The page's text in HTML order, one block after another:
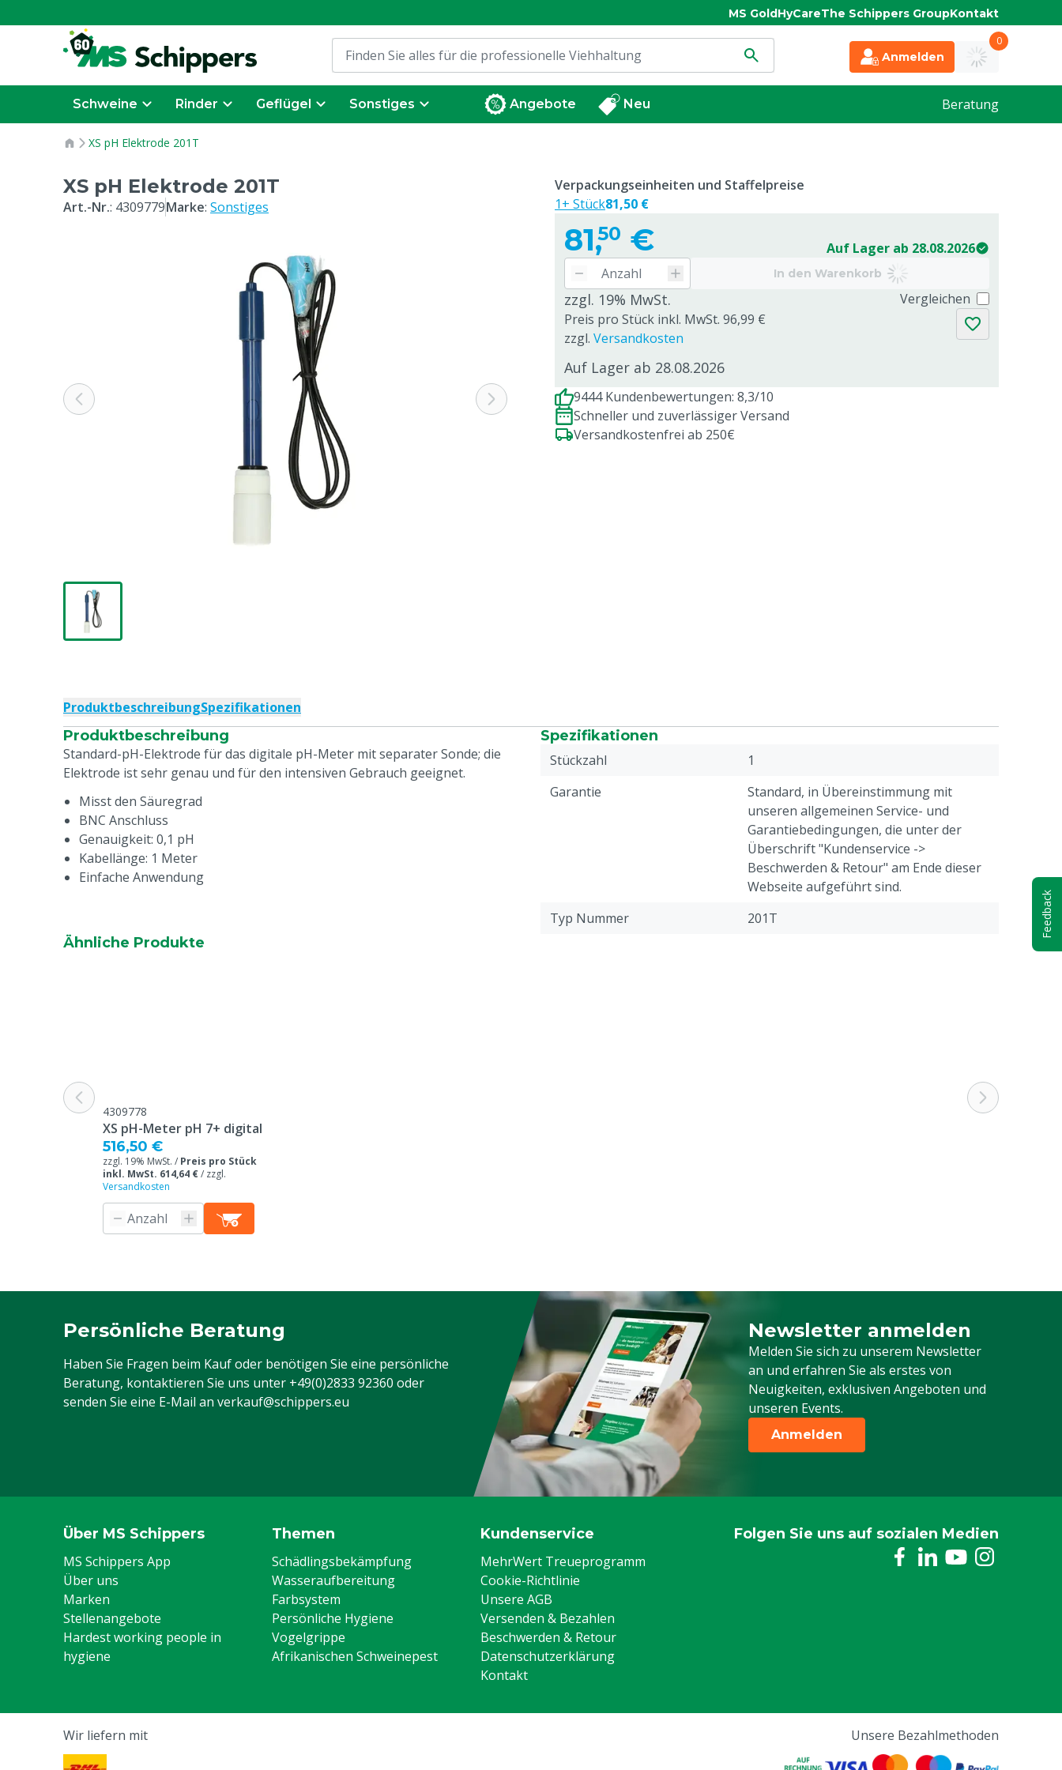
MS GoldHyCareThe Schippers GroupKontakt
Anmelden
0
Schweine Rinder Geflügel Sonstiges Angebote Neu Beratung
XS pH Elektrode 201T
XS pH Elektrode 201T
Art.-Nr.: 4309779Marke: Sonstiges
81,50 € Auf Lager ab 28.08.2026
In den Warenkorb
zzgl. 19% MwSt.
Preis pro Stück inkl. MwSt. 96,99 €
zzgl. Versandkosten
Auf Lager ab 28.08.2026
Vergleichen
Verpackungseinheiten und Staffelpreise
1+ Stück81,50 €
9444 Kundenbewertungen: 8,3/10
Schneller und zuverlässiger Versand
Versandkostenfrei ab 250€
ProduktbeschreibungSpezifikationen
Produktbeschreibung
Standard-pH-Elektrode für das digitale pH-Meter mit separater Sonde; die
Elektrode ist sehr genau und für den intensiven Gebrauch geeignet.
Misst den Säuregrad
BNC Anschluss
Genauigkeit: 0,1 pH
Kabellänge: 1 Meter
Einfache Anwendung
Spezifikationen
Stückzahl
1
Garantie
Standard, in Übereinstimmung mit
unseren allgemeinen Service- und
Garantiebedingungen, die unter der
Überschrift "Kundenservice ->
Beschwerden & Retour" am Ende dieser
Webseite aufgeführt sind.
Typ Nummer
201T
Ähnliche Produkte
4309778
XS pH-Meter pH 7+ digital
516,50 €
zzgl. 19% MwSt. / Preis pro Stück
inkl. MwSt. 614,64 €/ zzgl.
Versandkosten
Persönliche Beratung
Haben Sie Fragen beim Kauf oder benötigen Sie eine persönliche
Beratung, kontaktieren Sie uns unter +49(0)2833 92360 oder
senden Sie eine E-Mail an verkauf@schippers.eu
Newsletter anmelden
Melden Sie sich zu unserem Newsletter
an und erfahren Sie als erstes von
Neuigkeiten, exklusiven Angeboten und
unseren Events.
Melden Sie sich für unseren Newsletter
Anmelden
Über MS Schippers
MS Schippers App
Über uns
Marken
Stellenangebote
Hardest working people in
hygiene
Themen
Schädlingsbekämpfung
Wasseraufbereitung
Farbsystem
Persönliche Hygiene
Vogelgrippe
Afrikanischen Schweinepest
Kundenservice
MehrWert Treueprogramm
Cookie-Richtlinie
Unsere AGB
Versenden & Bezahlen
Beschwerden & Retour
Datenschutzerklärung
Kontakt
Folgen Sie uns auf sozialen Medien
Wir liefern mit Unsere Bezahlmethoden
Feedback